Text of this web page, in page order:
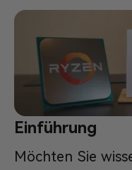
Einführung
Möchten Sie